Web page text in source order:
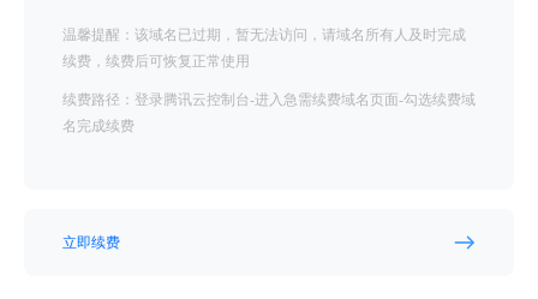
温馨提醒：该域名已过期，暂无法访问，请域名所有人及时完成
续费，续费后可恢复正常使用
续费路径：登录腾讯云控制台-进入急需续费域名页面-勾选续费域
名完成续费
立即续费